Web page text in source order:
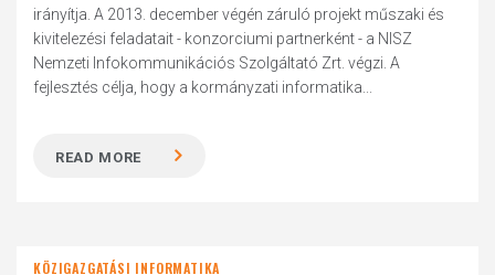
irányítja. A 2013. december végén záruló projekt műszaki és
kivitelezési feladatait - konzorciumi partnerként - a NISZ
Nemzeti Infokommunikációs Szolgáltató Zrt. végzi. A
fejlesztés célja, hogy a kormányzati informatika...
READ MORE
KÖZIGAZGATÁSI INFORMATIKA